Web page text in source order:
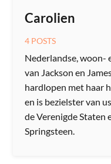
Carolien
4 POSTS
Nederlandse, woon-
van Jackson en
hardlopen met haar
en is bezielster van
de Verenigde Staten
Springsteen.